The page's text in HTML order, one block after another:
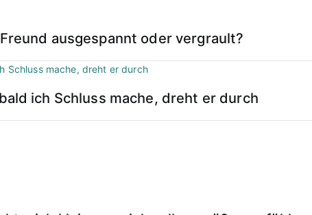
ausgespannt oder vergrault?
ich Schluss mache, dreht er durch